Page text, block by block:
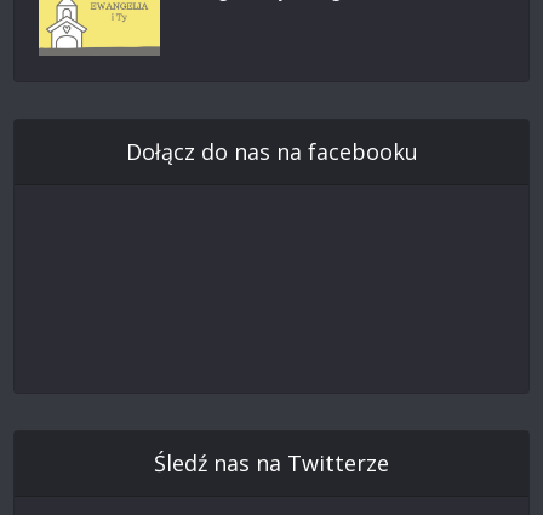
Dołącz do nas na facebooku
Śledź nas na Twitterze